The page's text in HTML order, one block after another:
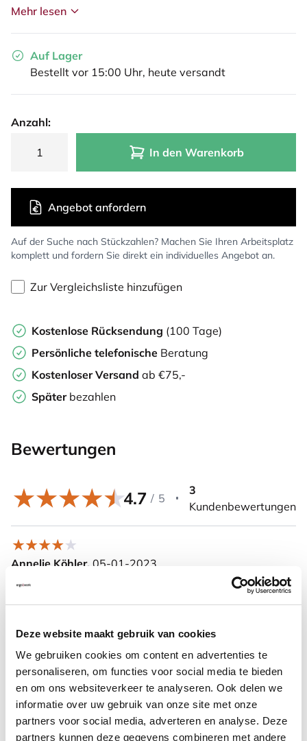
Deze website maakt gebruik van cookies
We gebruiken cookies om content en advertenties te
personaliseren, om functies voor social media te bieden
en om ons websiteverkeer te analyseren. Ook delen we
informatie over uw gebruik van onze site met onze
partners voor social media, adverteren en analyse. Deze
partners kunnen deze gegevens combineren met andere
Mehr lesen
Auf Lager
Bestellt vor 15:00 Uhr, heute versandt
Anzahl:
In den Warenkorb
Auf der Suche nach Stückzahlen? Machen Sie Ihren Arbeitsplatz
komplett und fordern Sie direkt ein individuelles Angebot an.
Angebot anfordern
Zur Vergleichsliste hinzufügen
Kostenlose Rücksendung (100 Tage)
Persönliche telefonische Beratung
Kostenloser Versand ab €75,-
Später bezahlen
Bewertungen
4.7 / 5
3
Kundenbewertungen
Annelie Köhler, 05-01-2023
Der Hocker ist einfach zusammenzubauen und zu
sehr gut ist.Das die Sitzfläche aus Leder ist, finde ich
sehr ungünstig. Ein strapazierfähiger Stoffbezug wäre
mir um einiges lieber, deshalb nur 4 Sterne.
Lars Mielke,22-09-2022